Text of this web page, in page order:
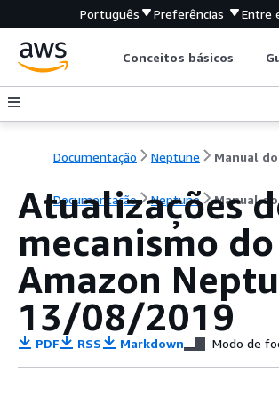
Português Preferências Entre
Conceitos básicos
Documentação Neptune Manual
Documentação Neptune Manual
Atualizações
mecanismo do
Amazon
13/08/2019
PDF RSS Markdown Modo de